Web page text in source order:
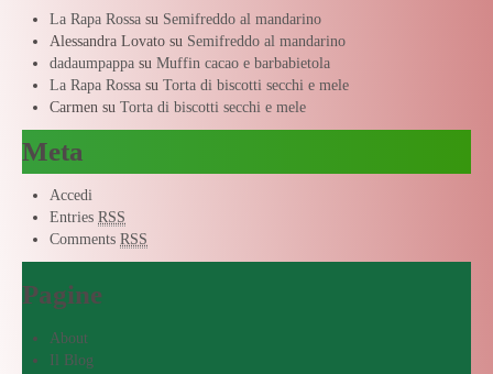
La Rapa Rossa su Semifreddo al mandarino
Alessandra Lovato su Semifreddo al mandarino
dadaumpappa su Muffin cacao e barbabietola
La Rapa Rossa su Torta di biscotti secchi e mele
Carmen su Torta di biscotti secchi e mele
Meta
Accedi
Entries RSS
Comments RSS
Pagine
About
Il Blog